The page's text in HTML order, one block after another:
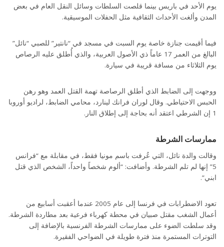
يوم الأحد في باريس بينما قلصت السلطات وسائل النقل العام في بعض
المدن وألغت الأحداث الثقافية مثل الحفلات الموسيقية.
فيما أقيمت جنازة خاصة يوم السبت في مسجد في “نانتير” للصبي “نائل”
البالغ من العمر 17 عاماً ذي الأصول العربية، والذي أُطلق عليه الرصاص
يوم الثلاثاء من مسافة قريبة في سيارة.
ووجهت إلى الضابط الذي أطلق الرصاصة تهمة القتل العمد وهو رهن
الحبس الاحتياطي. وقال لوران فرانك لينارد، محامي الضابط، لراديو أوروبا
1 إن الشرطي اعتقد أنه بحاجة إلى إطلاق النار.
ممارسات الشرطة
وقالت والدة نائل، التي عُرفت باسم مونيا فقط، في مقابلة مع “فرانس
5” إنها لم تلم الشرطة. وأضافت: “ألوم شخصاً واحداً، الشخص الذي قتل
ابني”.
تعود الاضطرابات في فرنسا إلى عام 2005 عندما أعقبت أسابيع من
أعمال الشغب مقتل صبيان في محطة كهرباء فرعية بعد مطاردة الشرطة.
وقد سلطت الضوء على ممارسات الشرطة الفرنسية بالإضافة إلى
التوترات المستمرة منذ فترة طويلة في الضواحي الفقيرة.